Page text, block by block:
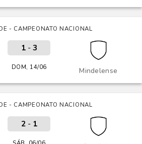
- CAMPEONATO NACIONAL
Mindelense
1- 3
DOM, 14/06
- CAMPEONATO NACIONAL
2- 1